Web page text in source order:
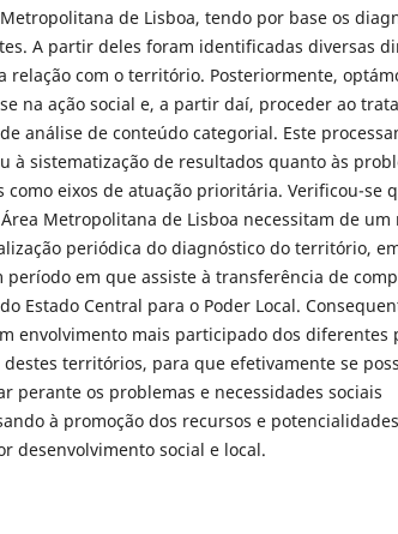
de Lisboa, tendo por base os
A partir deles foram identificadas diversas
relação com o território. Posteriormente,
na ação social e, a partir daí, proceder ao
análise de conteúdo categorial. Este
à sistematização de resultados quanto às
como eixos de atuação prioritária. Verificou-se
Metropolitana de Lisboa necessitam de um
periódica do diagnóstico do território,
em que assiste à transferência de
Estado Central para o Poder Local.
envolvimento mais participado dos diferentes
destes territórios, para que efetivamente se
perante os problemas e necessidades sociais
à promoção dos recursos e
desenvolvimento social e local.